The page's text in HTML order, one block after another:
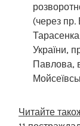
(через пр.
України,
Павлова,
Читайте